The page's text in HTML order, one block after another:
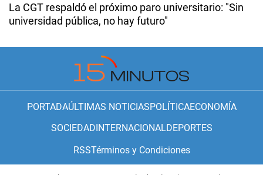
La CGT respaldó el próximo paro universitario: "Sin
universidad pública, no hay futuro"
PORTADAÚLTIMAS NOTICIASPOLÍTICAECONOMÍA
SOCIEDAD INTERNACIONALDEPORTES
RSSTérminos y Condiciones